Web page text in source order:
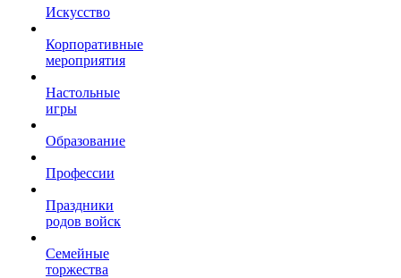
Искусство
Корпоративные
мероприятия
Настольные
игры
Образование
Профессии
Праздники
родов войск
Семейные
торжества